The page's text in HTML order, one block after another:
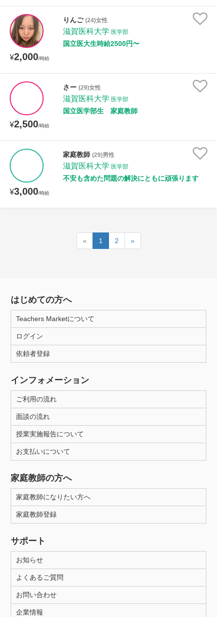
¥2,000/時給
りんご (24)女性
滋賀医科大学 医学部
国立医大生時給2500円〜
¥2,500/時給
さー (29)女性
滋賀医科大学 医学部
国立医学部生 家庭教師
¥3,000/時給
家庭教師 (29)男性
滋賀医科大学 医学部
不安も含めた問題の解決にともに頑張ります
« 1 2 »
はじめての方へ
Teachers Marketについて
ログイン
依頼者登録
インフォメーション
ご利用の流れ
面談の流れ
授業実施報告について
お支払いについて
家庭教師の方へ
家庭教師になりたい方へ
家庭教師登録
サポート
お知らせ
よくあるご質問
お問い合わせ
企業情報